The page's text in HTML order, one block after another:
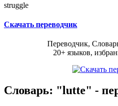
struggle
Скачать переводчик
Переводчик,
20+ языков,
Словарь: "lutte" -